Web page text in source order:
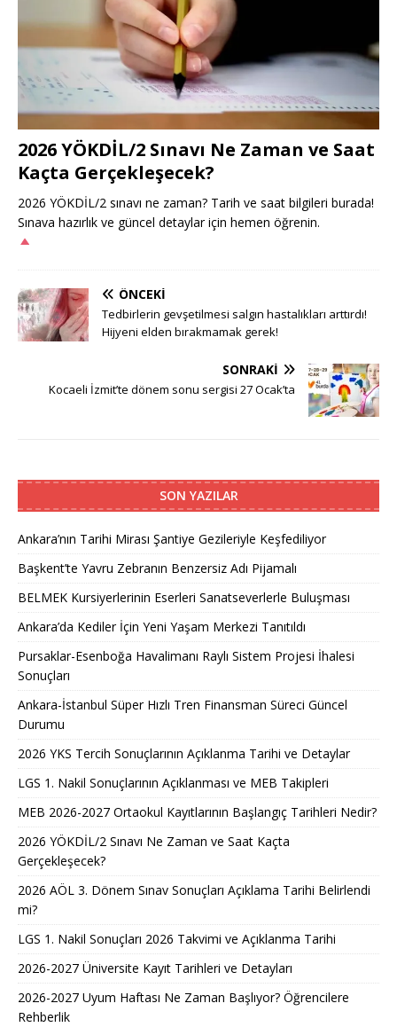
2026 YÖKDİL/2 Sınavı Ne Zaman ve Saat
Kaçta Gerçekleşecek?
2026 YÖKDİL/2 sınavı ne zaman? Tarih ve saat bilgileri burada!
Sınava hazırlık ve güncel detaylar için hemen öğrenin.
ÖNCEKI
Tedbirlerin gevşetilmesi salgın hastalıkları arttırdı!
Hijyeni elden bırakmamak gerek!
SONRAKI
Kocaeli İzmit’te dönem sonu sergisi 27 Ocak’ta
SON YAZILAR
Ankara’nın Tarihi Mirası Şantiye Gezileriyle Keşfediliyor
Başkent’te Yavru Zebranın Benzersiz Adı Pijamalı
BELMEK Kursiyerlerinin Eserleri Sanatseverlerle Buluşması
Ankara’da Kediler İçin Yeni Yaşam Merkezi Tanıtıldı
Pursaklar-Esenboğa Havalimanı Raylı Sistem Projesi İhalesi
Sonuçları
Ankara-İstanbul Süper Hızlı Tren Finansman Süreci Güncel
Durumu
2026 YKS Tercih Sonuçlarının Açıklanma Tarihi ve Detaylar
LGS 1. Nakil Sonuçlarının Açıklanması ve MEB Takipleri
MEB 2026-2027 Ortaokul Kayıtlarının Başlangıç Tarihleri Nedir?
2026 YÖKDİL/2 Sınavı Ne Zaman ve Saat Kaçta
Gerçekleşecek?
2026 AÖL 3. Dönem Sınav Sonuçları Açıklama Tarihi Belirlendi
mi?
LGS 1. Nakil Sonuçları 2026 Takvimi ve Açıklanma Tarihi
2026-2027 Üniversite Kayıt Tarihleri ve Detayları
2026-2027 Uyum Haftası Ne Zaman Başlıyor? Öğrencilere
Rehberlik